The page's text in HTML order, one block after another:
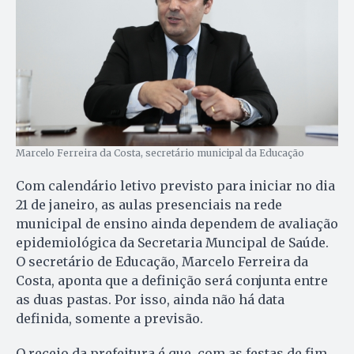
Marcelo Ferreira da Costa, secretário municipal da Educação
Com calendário letivo previsto para iniciar no dia
21 de janeiro, as aulas presenciais na rede
municipal de ensino ainda dependem de avaliação
epidemiológica da Secretaria Muncipal de Saúde.
O secretário de Educação, Marcelo Ferreira da
Costa, aponta que a definição será conjunta entre
as duas pastas. Por isso, ainda não há data
definida, somente a previsão.